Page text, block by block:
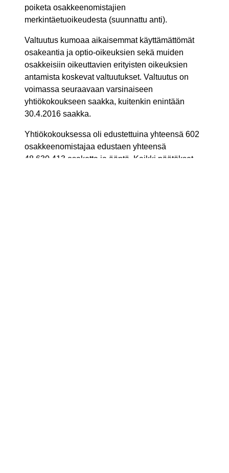
poiketa osakkeenomistajien
merkintäetuoikeudesta (suunnattu anti).
Valtuutus kumoaa aikaisemmat käyttämättömät
osakeantia ja optio-oikeuksien sekä muiden
osakkeisiin oikeuttavien erityisten oikeuksien
antamista koskevat valtuutukset. Valtuutus on
voimassa seuraavaan varsinaiseen
yhtiökokoukseen saakka, kuitenkin enintään
30.4.2016 saakka.
Yhtiökokouksessa oli edustettuina yhteensä 602
osakkeenomistajaa edustaen yhteensä
48 630 413 osaketta ja ääntä. Kaikki päätökset